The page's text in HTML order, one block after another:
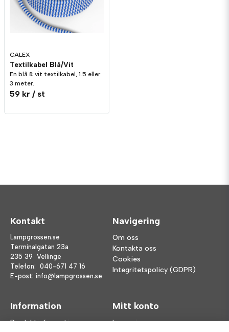
CALEX
Textilkabel Blå/Vit
En blå & vit textilkabel, 1.5 eller
3 meter.
59 kr / st
Kontakt
Lampgrossen.se
Terminalgatan 23a
235 39 Vellinge
Telefon: 040-671 47 16
E-post: info@lampgrossen.se
Navigering
Om oss
Kontakta oss
Cookies
Integritetspolicy (GDPR)
Information
Produktinformation
Mitt konto
Logga in